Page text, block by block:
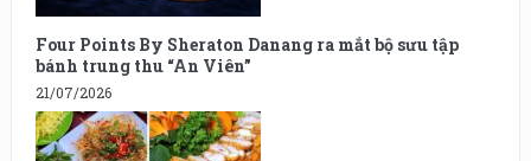
Four Points By Sheraton Danang ra mắt bộ sưu tập
bánh trung thu “An Viên”
21/07/2026